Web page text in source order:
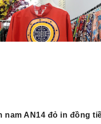
nam AN14 đỏ in đồng